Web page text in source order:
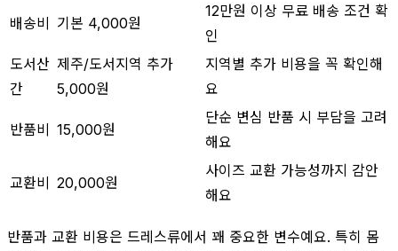
배송비 기본 4,000원
12만원 이상 무료 배송 조건 확
인
도서산
간
제주/도서지역 추가
5,000원
지역별 추가 비용을 꼭 확인해
요
반품비 15,000원
단순 변심 반품 시 부담을 고려
해요
교환비 20,000원
사이즈 교환 가능성까지 감안
해요
반품과 교환 비용은 드레스류에서 꽤 중요한 변수예요. 특히 몸